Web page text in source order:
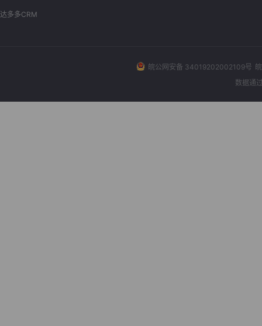
达多多CRM
皖公网安备 34019202002109号
数据通